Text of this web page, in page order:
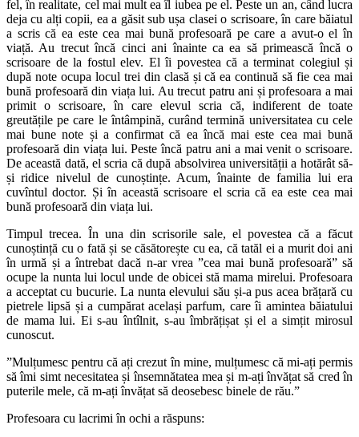
fel, în realitate, cel mai mult ea îl iubea pe el. Peste un an, când lucra
deja cu alți copii, ea a găsit sub ușa clasei o scrisoare, în care băiatul
a scris că ea este cea mai bună profesoară pe care a avut-o el în
viață. Au trecut încă cinci ani înainte ca ea să primească încă o
scrisoare de la fostul elev. El îi povestea că a terminat colegiul și
după note ocupa locul trei din clasă și că ea continuă să fie cea mai
bună profesoară din viața lui. Au trecut patru ani și profesoara a mai
primit o scrisoare, în care elevul scria că, indiferent de toate
greutățile pe care le întâmpină, curând termină universitatea cu cele
mai bune note și a confirmat că ea încă mai este cea mai bună
profesoară din viața lui. Peste încă patru ani a mai venit o scrisoare.
De această dată, el scria că după absolvirea universității a hotărât să-
și ridice nivelul de cunoștințe. Acum, înainte de familia lui era
cuvîntul doctor. Și în această scrisoare el scria că ea este cea mai
bună profesoară din viața lui.
Timpul trecea. În una din scrisorile sale, el povestea că a făcut
cunoștință cu o fată și se căsătorește cu ea, că tatăl ei a murit doi ani
în urmă și a întrebat dacă n-ar vrea ”cea mai bună profesoară” să
ocupe la nunta lui locul unde de obicei stă mama mirelui. Profesoara
a acceptat cu bucurie. La nunta elevului său și-a pus acea brățară cu
pietrele lipsă și a cumpărat același parfum, care îi amintea băiatului
de mama lui. Ei s-au întîlnit, s-au îmbrățișat și el a simțit mirosul
cunoscut.
”Mulțumesc pentru că ați crezut în mine, mulțumesc că mi-ați permis
să îmi simt necesitatea și însemnătatea mea și m-ați învățat să cred în
puterile mele, că m-ați învățat să deosebesc binele de rău.”
Profesoara cu lacrimi în ochi a răspuns: